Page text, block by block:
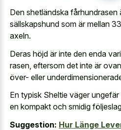
Den shetländska fårhundrasen
sällskapshund som är mellan
axeln.
Deras höjd är inte den enda
rasen, eftersom det inte är
över- eller
En typisk Sheltie väger
en kompakt och smidig
Suggestion: Hur Länge